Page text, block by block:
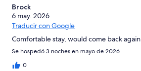
Brock
6 may. 2026
Traducir con Google
Comfortable stay, would come back again
Se hospedó 3 noches en mayo de 2026
0